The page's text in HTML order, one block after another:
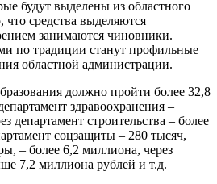
будут выделены из областного
средства выделяются
занимаются чиновники.
по традиции станут профильные
областной администрации.
должно пройти более 32,8
здравоохранения –
департамент строительства – более
соцзащиты – 280 тысяч,
– более 6,2 миллиона, через
7,2 миллиона рублей и т.д.